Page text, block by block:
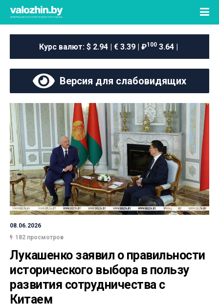
Курс валют: $ 2.94 | € 3.39 | ₽100 3.64 |
Версия для слабовидящих
08.06.2026
182 просмотров
Лукашенко заявил о правильности
исторического выбора в пользу
развития сотрудничества с
Китаем